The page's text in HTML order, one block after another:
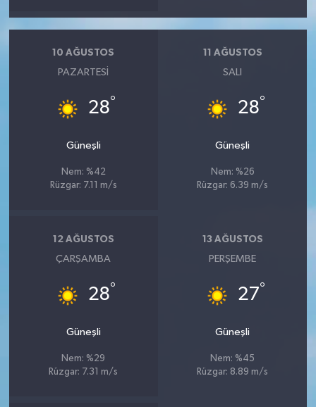
10 AĞUSTOS
PAZARTESI
28°
Güneşli
Nem: %42
Rüzgar: 7.11 m/s
11 AĞUSTOS
SALI
28°
Güneşli
Nem: %26
Rüzgar: 6.39 m/s
12 AĞUSTOS
ÇARŞAMBA
28°
Güneşli
Nem: %29
Rüzgar: 7.31 m/s
13 AĞUSTOS
PERŞEMBE
27°
Güneşli
Nem: %45
Rüzgar: 8.89 m/s